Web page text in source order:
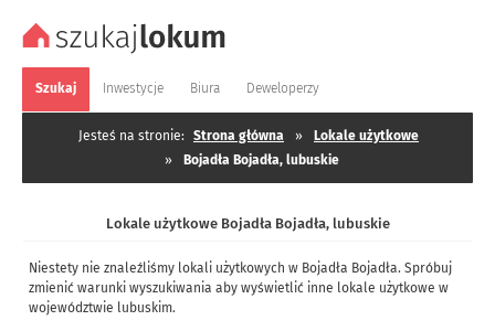
Szukaj Inwestycje Biura Deweloperzy
Jesteś na stronie: Strona główna »
Lokale użytkowe
»
Bojadła Bojadła, lubuskie
Lokale użytkowe Bojadła Bojadła, lubuskie
Niestety nie znaleźliśmy lokali użytkowych w Bojadła Bojadła. Spróbuj
zmienić warunki wyszukiwania aby wyświetlić inne lokale użytkowe w
województwie lubuskim.